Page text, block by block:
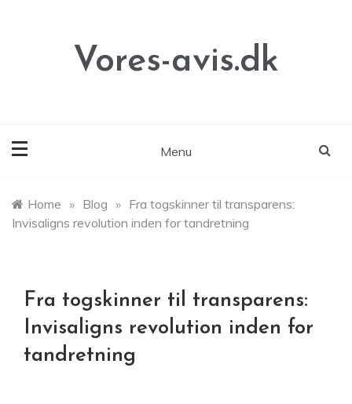
Vores-avis.dk
Menu
Home » Blog » Fra togskinner til transparens:
Invisaligns revolution inden for tandretning
Fra togskinner til transparens:
Invisaligns revolution inden for
tandretning